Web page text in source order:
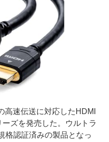
速伝送に対応したHDMI
ズを発売した。ウルトラ
格認証済みの製品となっ